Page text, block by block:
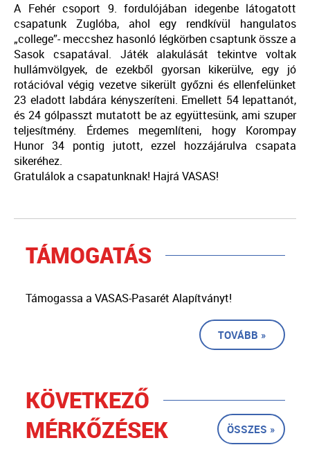
A Fehér csoport 9. fordulójában idegenbe látogatott
csapatunk Zuglóba, ahol egy rendkívül hangulatos
„college”- meccshez hasonló légkörben csaptunk össze a
Sasok csapatával. Játék alakulását tekintve voltak
hullámvölgyek, de ezekből gyorsan kikerülve, egy jó
rotációval végig vezetve sikerült győzni és ellenfelünket
23 eladott labdára kényszeríteni. Emellett 54 lepattanót,
és 24 gólpasszt mutatott be az együttesünk, ami szuper
teljesítmény. Érdemes megemlíteni, hogy Korompay
Hunor 34 pontig jutott, ezzel hozzájárulva csapata
sikeréhez.
Gratulálok a csapatunknak! Hajrá VASAS!
TÁMOGATÁS
Támogassa a VASAS-Pasarét Alapítványt!
TOVÁBB »
KÖVETKEZŐ
MÉRKŐZÉSEK
ÖSSZES »